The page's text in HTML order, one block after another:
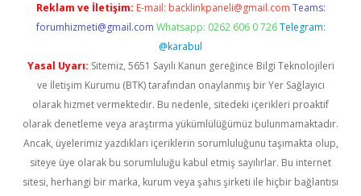
Reklam ve İletişim: E-mail: backlinkpaneli@gmail.com Teams:
forumhizmeti@gmail.com Whatsapp: 0262 606 0 726 Telegram:
@karabul
Yasal Uyarı: Sitemiz, 5651 Sayılı Kanun gereğince Bilgi Teknolojileri
ve İletişim Kurumu (BTK) tarafından onaylanmış bir Yer Sağlayıcı
olarak hizmet vermektedir. Bu nedenle, sitedeki içerikleri proaktif
olarak denetleme veya araştırma yükümlülüğümüz bulunmamaktadır.
Ancak, üyelerimiz yazdıkları içeriklerin sorumluluğunu taşımakta olup,
siteye üye olarak bu sorumluluğu kabul etmiş sayılırlar. Bu internet
sitesi, herhangi bir marka, kurum veya şahıs şirketi ile hiçbir bağlantısı